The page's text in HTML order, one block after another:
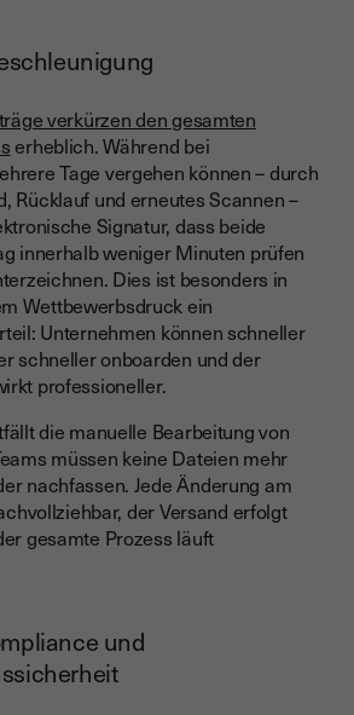
verkürzen den gesamten
erheblich. Während bei
Tage vergehen können – durch
Rücklauf und erneutes Scannen –
Signatur, dass beide
innerhalb weniger Minuten prüfen
Dies ist besonders in
Wettbewerbsdruck ein
Unternehmen können schneller
schneller onboarden und der
professioneller.
die manuelle Bearbeitung von
müssen keine Dateien mehr
nachfassen. Jede Änderung am
der Versand erfolgt
gesamte Prozess läuft
und